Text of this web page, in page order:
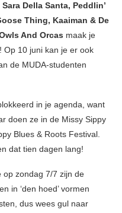
Sara Della Santa, Peddlin’
Thing, Kaaiman & De
And Orcas maak je
Op 10 juni kan je er ook
de MUDA-studenten
in je agenda, want
doen ze in de Missy Sippy
Blues & Roots Festival.
dat tien dagen lang!
op zondag 7/7 zijn de
in ‘den hoed’ vormen
dus wees gul naar